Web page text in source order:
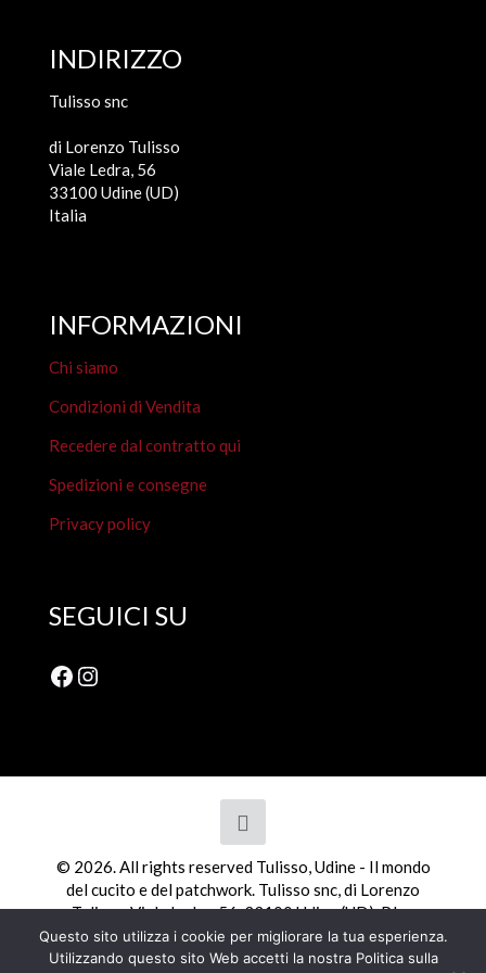
INDIRIZZO
Tulisso snc
di Lorenzo Tulisso
Viale Ledra, 56
33100 Udine (UD)
Italia
INFORMAZIONI
Chi siamo
Condizioni di Vendita
Recedere dal contratto qui
Spedizioni e consegne
Privacy policy
SEGUICI SU
Facebook
Instagram
© 2026. All rights reserved Tulisso, Udine - Il mondo
del cucito e del patchwork. Tulisso snc, di Lorenzo
Tulisso, Viale Ledra, 56, 33100 Udine (UD). P.Iva
01798110308
Questo sito utilizza i cookie per migliorare la tua esperienza.
Utilizzando questo sito Web accetti la nostra Politica sulla